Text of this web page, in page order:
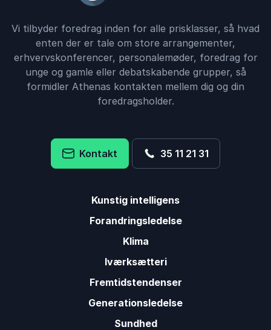
Vi tilbyder foredrag inden for alle prisklasser, så hvad
enten der er tale om store arrangementer,
erhvervskonferencer, personalemøder, foredrag for
unge og gamle eller debatskabende grupper, så
formidler Athenas kontakten mellem dig og din
foredragsholder.
Kontakt 35 11 21 31
Kunstig intelligens
Forandringsledelse
Klima
Iværksætteri
Fremtidstendenser
Generationsledelse
Sundhed